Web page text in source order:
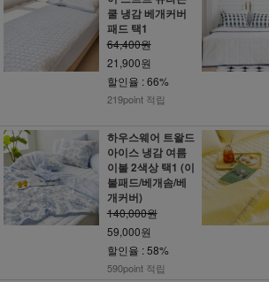
쿨 냉감 베개커버
패드 택1
64,400원
21,900원
할인율 : 66%
219point 적립
하우스웨어 트왈드
아이스 냉감 여름
이불 2색상 택1 (이
불패드/베개솜/베
개커버)
140,000원
59,000원
할인율 : 58%
590point 적립